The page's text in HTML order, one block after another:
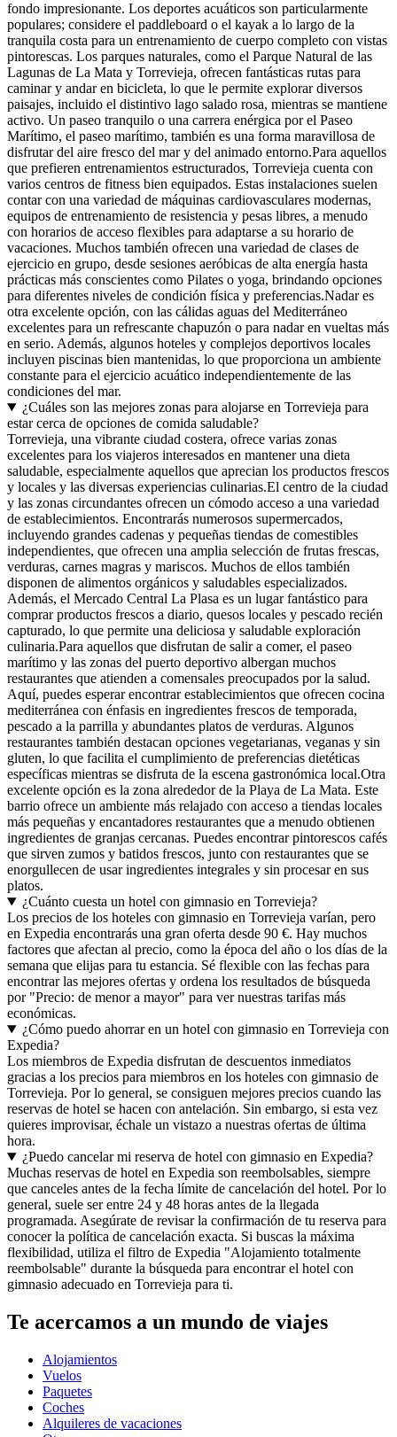
fondo impresionante. Los deportes acuáticos son particularmente
populares; considere el paddleboard o el kayak a lo largo de la
tranquila costa para un entrenamiento de cuerpo completo con vistas
pintorescas. Los parques naturales, como el Parque Natural de las
Lagunas de La Mata y Torrevieja, ofrecen fantásticas rutas para
caminar y andar en bicicleta, lo que le permite explorar diversos
paisajes, incluido el distintivo lago salado rosa, mientras se mantiene
activo. Un paseo tranquilo o una carrera enérgica por el Paseo
Marítimo, el paseo marítimo, también es una forma maravillosa de
disfrutar del aire fresco del mar y del animado entorno.Para aquellos
que prefieren entrenamientos estructurados, Torrevieja cuenta con
varios centros de fitness bien equipados. Estas instalaciones suelen
contar con una variedad de máquinas cardiovasculares modernas,
equipos de entrenamiento de resistencia y pesas libres, a menudo
con horarios de acceso flexibles para adaptarse a su horario de
vacaciones. Muchos también ofrecen una variedad de clases de
ejercicio en grupo, desde sesiones aeróbicas de alta energía hasta
prácticas más conscientes como Pilates o yoga, brindando opciones
para diferentes niveles de condición física y preferencias.Nadar es
otra excelente opción, con las cálidas aguas del Mediterráneo
excelentes para un refrescante chapuzón o para nadar en vueltas más
en serio. Además, algunos hoteles y complejos deportivos locales
incluyen piscinas bien mantenidas, lo que proporciona un ambiente
constante para el ejercicio acuático independientemente de las
condiciones del mar.
¿Cuáles son las mejores zonas para alojarse en Torrevieja para
estar cerca de opciones de comida saludable?
Torrevieja, una vibrante ciudad costera, ofrece varias zonas
excelentes para los viajeros interesados en mantener una dieta
saludable, especialmente aquellos que aprecian los productos frescos
y locales y las diversas experiencias culinarias.El centro de la ciudad
y las zonas circundantes ofrecen un cómodo acceso a una variedad
de establecimientos. Encontrarás numerosos supermercados,
incluyendo grandes cadenas y pequeñas tiendas de comestibles
independientes, que ofrecen una amplia selección de frutas frescas,
verduras, carnes magras y mariscos. Muchos de ellos también
disponen de alimentos orgánicos y saludables especializados.
Además, el Mercado Central La Plasa es un lugar fantástico para
comprar productos frescos a diario, quesos locales y pescado recién
capturado, lo que permite una deliciosa y saludable exploración
culinaria.Para aquellos que disfrutan de salir a comer, el paseo
marítimo y las zonas del puerto deportivo albergan muchos
restaurantes que atienden a comensales preocupados por la salud.
Aquí, puedes esperar encontrar establecimientos que ofrecen cocina
mediterránea con énfasis en ingredientes frescos de temporada,
pescado a la parrilla y abundantes platos de verduras. Algunos
restaurantes también destacan opciones vegetarianas, veganas y sin
gluten, lo que facilita el cumplimiento de preferencias dietéticas
específicas mientras se disfruta de la escena gastronómica local.Otra
excelente opción es la zona alrededor de la Playa de La Mata. Este
barrio ofrece un ambiente más relajado con acceso a tiendas locales
más pequeñas y encantadores restaurantes que a menudo obtienen
ingredientes de granjas cercanas. Puedes encontrar pintorescos cafés
que sirven zumos y batidos frescos, junto con restaurantes que se
enorgullecen de usar ingredientes integrales y sin procesar en sus
platos.
¿Cuánto cuesta un hotel con gimnasio en Torrevieja?
Los precios de los hoteles con gimnasio en Torrevieja varían, pero
en Expedia encontrarás una gran oferta desde 90 €. Hay muchos
factores que afectan al precio, como la época del año o los días de la
semana que elijas para tu estancia. Sé flexible con las fechas para
encontrar las mejores ofertas y ordena los resultados de búsqueda
por "Precio: de menor a mayor" para ver nuestras tarifas más
económicas.
¿Cómo puedo ahorrar en un hotel con gimnasio en Torrevieja con
Expedia?
Los miembros de Expedia disfrutan de descuentos inmediatos
gracias a los precios para miembros en los hoteles con gimnasio de
Torrevieja. Por lo general, se consiguen mejores precios cuando las
reservas de hotel se hacen con antelación. Sin embargo, si esta vez
quieres improvisar, échale un vistazo a nuestras ofertas de última
hora.
¿Puedo cancelar mi reserva de hotel con gimnasio en Expedia?
Muchas reservas de hotel en Expedia son reembolsables, siempre
que canceles antes de la fecha límite de cancelación del hotel. Por lo
general, suele ser entre 24 y 48 horas antes de la llegada
programada. Asegúrate de revisar la confirmación de tu reserva para
conocer la política de cancelación exacta. Si buscas la máxima
flexibilidad, utiliza el filtro de Expedia "Alojamiento totalmente
reembolsable" durante la búsqueda para encontrar el hotel con
gimnasio adecuado en Torrevieja para ti.
Te acercamos a un mundo de viajes
Alojamientos
Vuelos
Paquetes
Coches
Alquileres de vacaciones